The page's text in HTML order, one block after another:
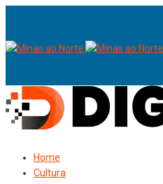
Home
Cultura